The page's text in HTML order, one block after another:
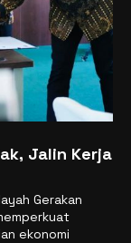
Jalin Kerja
Gerakan
ekonomi